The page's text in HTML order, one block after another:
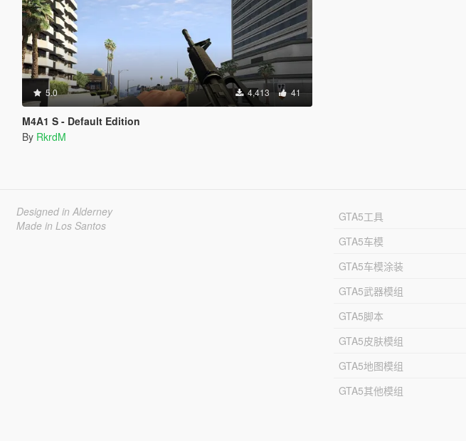
5.0 4,413 41
M4A1 S - Default Edition
By RkrdM
Designed in Alderney
Made in Los Santos
GTA5工具
GTA5车模
GTA5车模涂装
GTA5武器模组
GTA5脚本
GTA5皮肤模组
GTA5地图模组
GTA5其他模组